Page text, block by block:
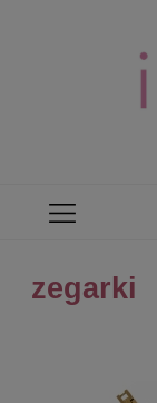
zegarki